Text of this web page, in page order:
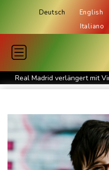
Deutsch English
Italiano
Real Madrid verlängert mit
Schwimm-EM: Eikermann
Bundesanwaltschaft
Drohne in Leipzig
42,2 Grad: Allzeit-